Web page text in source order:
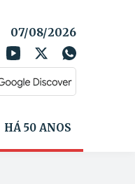
07/08/2026
HÁ 50 ANOS